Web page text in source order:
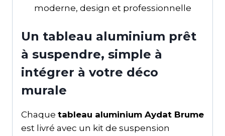
moderne, design et professionnelle
Un tableau aluminium prêt
à suspendre, simple à
intégrer à votre déco
murale
Chaque tableau aluminium Aydat Brume
est livré avec un kit de suspension